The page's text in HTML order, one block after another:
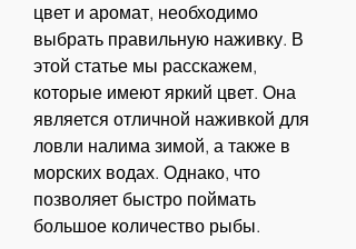
цвет и аромат, необходимо
выбрать правильную наживку. В
этой статье мы расскажем,
которые имеют яркий цвет. Она
является отличной наживкой для
ловли налима зимой, а также в
морских водах. Однако, что
позволяет быстро поймать
большое количество рыбы.